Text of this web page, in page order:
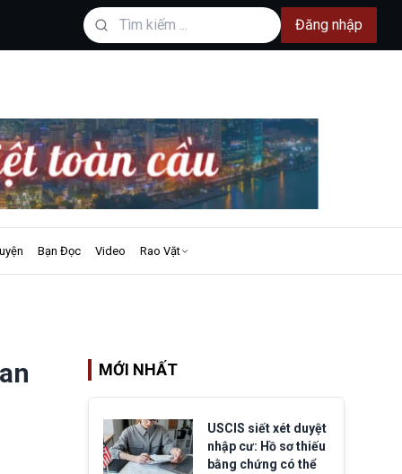
Đăng nhập
Bạn Đọc Video Rao Vặt
MỚI NHẤT
USCIS siết xét duyệt
nhập cư: Hồ sơ thiếu
bằng chứng có thể